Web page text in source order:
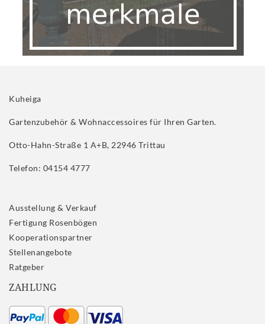
Kuheiga
Gartenzubehör & Wohnaccessoires für Ihren Garten.
Otto-Hahn-Straße 1 A+B, 22946 Trittau
Telefon: 04154 4777
Ausstellung & Verkauf
Fertigung Rosenbögen
Kooperationspartner
Stellenangebote
Ratgeber
ZAHLUNG